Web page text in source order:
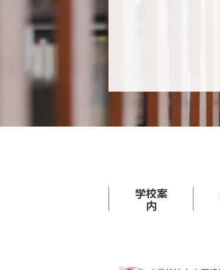
学校案
内